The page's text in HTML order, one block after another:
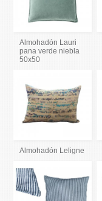
Almohadón Lauri
pana verde niebla
50x50
Almohadón Leligne